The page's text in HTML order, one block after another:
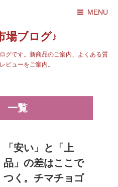
MENU
場ブログ♪
グです。新商品のご案内、よくある質
ビューをご案内。
一覧
「安い」と「上
品」の差はここで
つく。チマチョゴ